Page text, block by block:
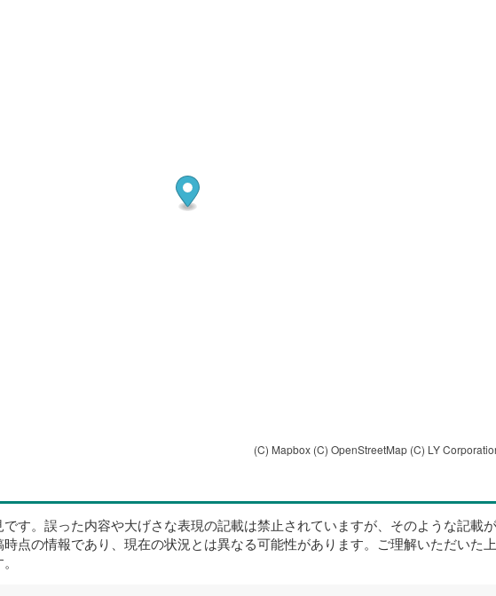
(C) Mapbox (C) OpenStreetMap (C) LY
す。誤った内容や大げさな表現の記載は禁止されていますが、そのような記載
点の情報であり、現在の状況とは異なる可能性があります。ご理解いただいた